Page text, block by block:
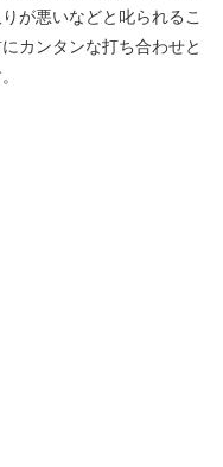
が悪いなどと叱られるこ
カンタンな打ち合わせと